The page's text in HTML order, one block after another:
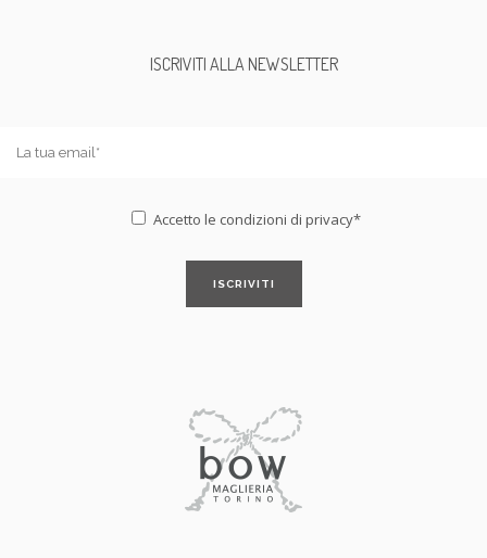
ISCRIVITI ALLA NEWSLETTER
Accetto le condizioni di privacy*